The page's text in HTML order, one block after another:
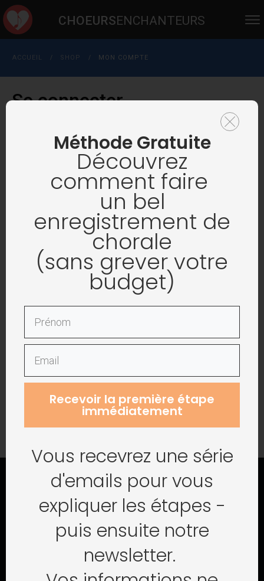
CHOEURSENCHANTEURS
ACCUEIL / SHOP / MON COMPTE
Se connecter
Identifiant ou e-mail*Obligatoire
Obligatoire
Se souvenir de moi
Se connecter
Mot de passe perdu ?
Méthode Gratuite
Découvrez
comment faire
un bel
enregistrement de
chorale
(sans grever votre
budget)
Recevoir la première étape
immédiatement
Vous recevrez une série
d'emails pour vous
expliquer les étapes -
puis ensuite notre
newsletter.